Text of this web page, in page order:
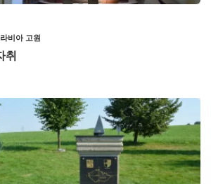
비아 고원
취